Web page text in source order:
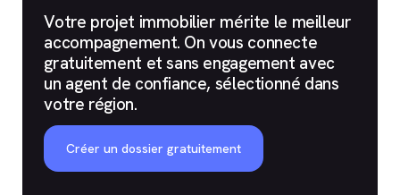
Votre projet immobilier mérite le meilleur
accompagnement. On vous connecte
gratuitement et sans engagement avec
un agent de confiance, sélectionné dans
votre région.
Créer un dossier gratuitement